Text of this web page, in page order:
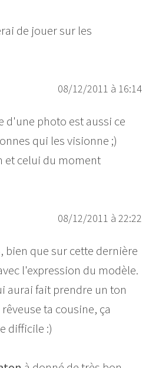
de jouer sur les
08/12/2011 à 16:14
d'une photo est aussi ce
qui les visionne ;)
et celui du moment
08/12/2011 à 22:22
bien que sur cette dernière
l'expression du modèle.
aurai fait prendre un ton
ta cousine, ça
difficile :)